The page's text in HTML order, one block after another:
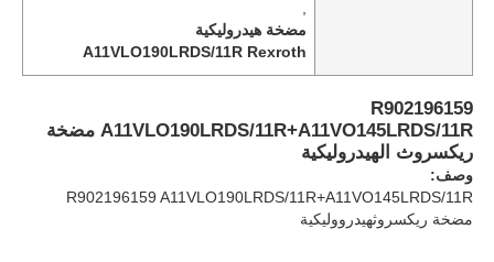
معلومات عنا
جولة في المصنع
مضخة هيدروليكية
A11VLO190LRDS/11R Rexroth
R902196159
A11VLO190LRDS/11R+A11VO145LRDS/11R مضخة
ريكسروث الهيدروليكية
وصف:
R902196159 A11VLO190LRDS/11R+A11VO145LRDS/11R
مضخة ريكسروثهيدرووليكية